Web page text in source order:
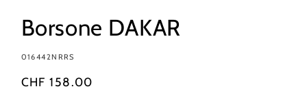
Borsone DAKAR
SKU:
016442NRRS
Prezzo
CHF 158.00